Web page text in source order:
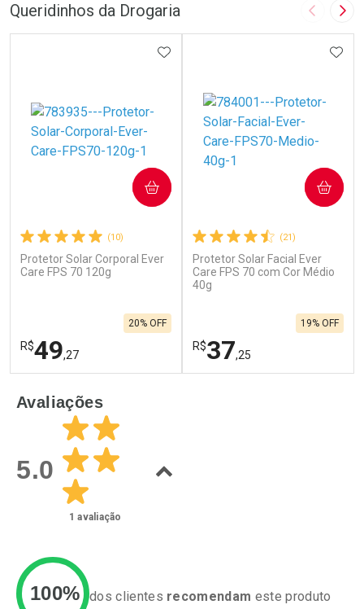
Queridinhos da Drogaria Imagem
(10)
Protetor Solar Corporal Ever
Care FPS 70 120g
R$49,27
20% OFF
ADICIONAR AOS FAVORITOS
COMPRAR
Laboratório
Por Menos
(21)
Protetor Solar Facial Ever
Care FPS 70 com Cor Médio
40g
R$37,25
19% OFF
COMPRAR
Avaliações
5.0
1 avaliação
100% dos clientes recomendam este produto